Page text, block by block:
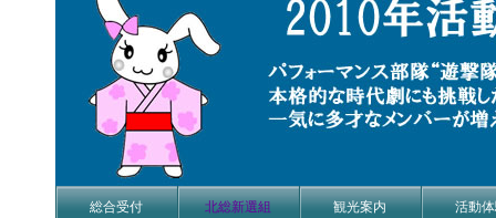
総合受付 北総新選組 観光案内 活動